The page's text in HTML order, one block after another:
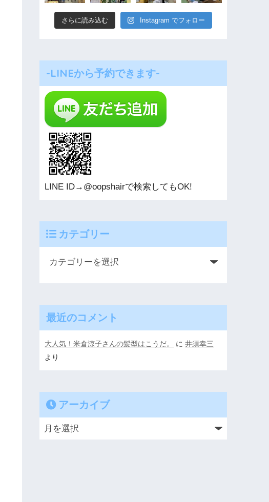
さらに読み込む Instagram でフォロー
-LINEから予約できます-
LINE ID→@oopshairで検索してもOK!
カテゴリー
最近のコメント
大人気！米倉涼子さんの髪型はこうだ。 に井須幸三
より
アーカイブ